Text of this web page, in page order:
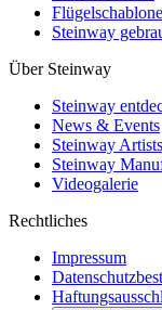
Flügelschablone
Steinway
Über Steinway
Steinway
News & Events
Steinway Artists
Steinway
Videogalerie
Rechtliches
Impressum